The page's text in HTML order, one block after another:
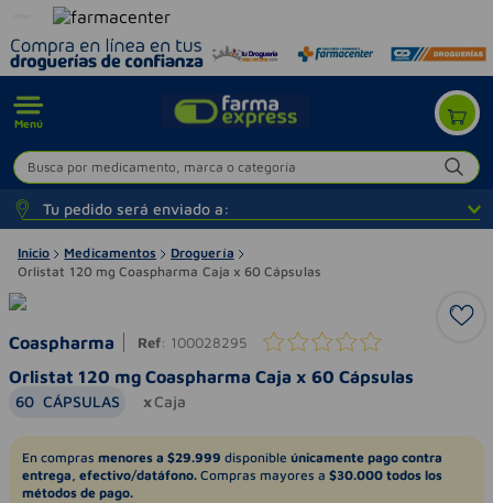
Menú
Busca por medicamento, marca o categoría
Tu pedido será enviado a:
Inicio Medicamentos
Droguería
Orlistat 120 mg Coaspharma Caja x 60 Cápsulas
Coaspharma Ref: 100028295
Orlistat 120 mg Coaspharma Caja x 60 Cápsulas
60 CÁPSULAS Caja
En compras menores a $29.999 disponible únicamente pago contra
entrega, efectivo/datáfono. Compras mayores a $30.000 todos los
métodos de pago.